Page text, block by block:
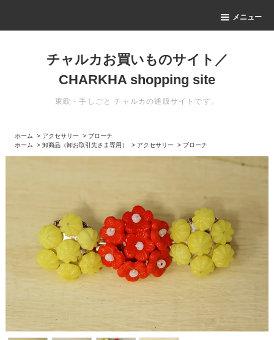
メニュー
チャルカお買いものサイト／
CHARKHA shopping site
東欧・手しごと チャルカの通販サイトです。
ホーム > アクセサリー > ブローチ
ホーム
>卸商品（卸お取引先さま専用） > アクセサリー > ブローチ